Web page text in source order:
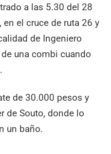
a las 5.30 del 28
el cruce de ruta 26 y
de Ingeniero
una combi cuando
de 30.000 pesos y
de Souto, donde lo
un baño.